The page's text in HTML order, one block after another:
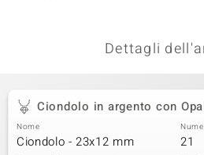
Dettagli
Ciondolo in argento con
Nome
Ciondolo - 23x12 mm 21